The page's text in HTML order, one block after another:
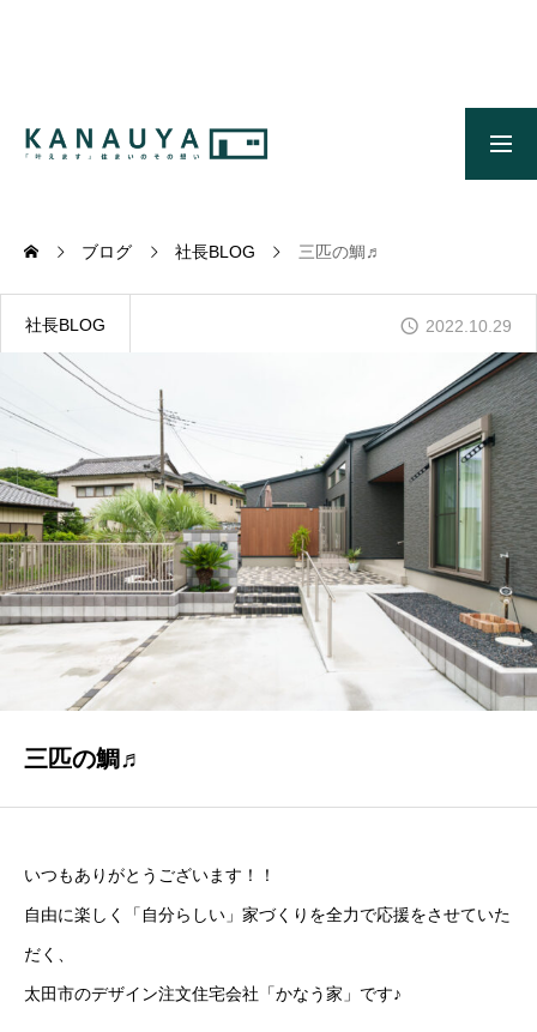
施工事例
ONLINE MODEL HOUSE
オンライン展示場
WORKS
施工事例
GALLERY
かなう家が設計施工した住まいの写真
COMPANY
株式会社かなう家の紹介
STAFF
「本日も絶好調さまです！』代表・窪田 純一のブログ
CONTACT
お問い合わせ
ブログ 社長BLOG 三匹の鯛♬
社長BLOG 2022.10.29
三匹の鯛♬
いつもありがとうございます！！
自由に楽しく「自分らしい」家づくりを全力で応援をさせていた
だく、
太田市のデザイン注文住宅会社「かなう家」です♪